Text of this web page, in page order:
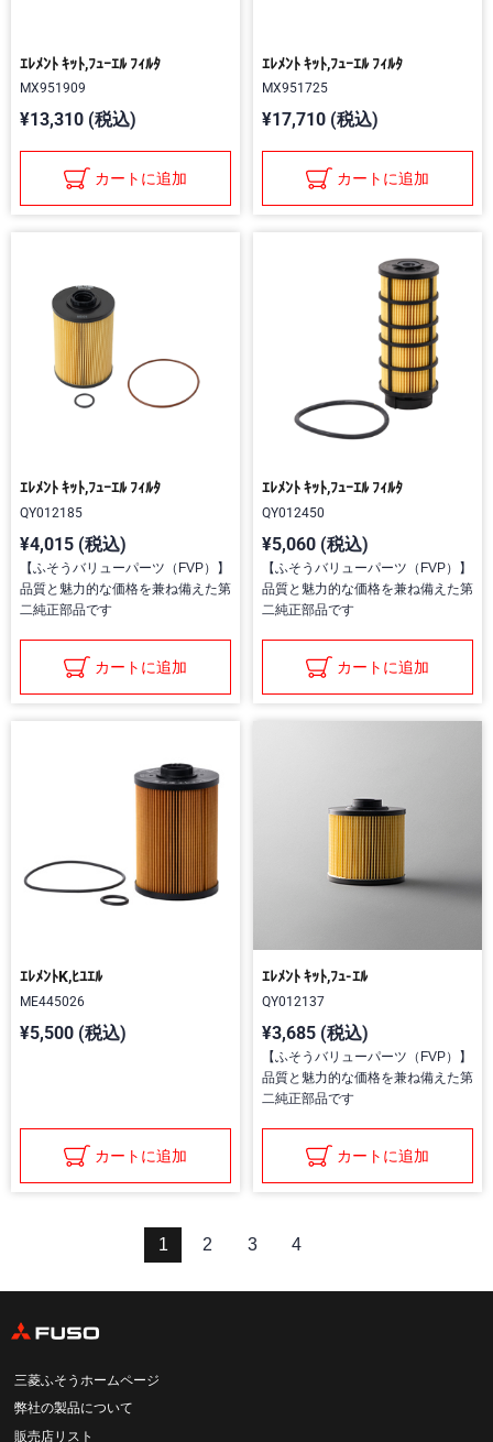
ｴﾚﾒﾝﾄ ｷｯﾄ,ﾌｭｰｴﾙ ﾌｨﾙﾀ
MX951909
¥13,310 (税込)
カートに追加
ｴﾚﾒﾝﾄ ｷｯﾄ,ﾌｭｰｴﾙ ﾌｨﾙﾀ
MX951725
¥17,710 (税込)
カートに追加
ｴﾚﾒﾝﾄ ｷｯﾄ,ﾌｭｰｴﾙ ﾌｨﾙﾀ
QY012185
¥4,015 (税込)
【ふそうバリューパーツ（FVP）】
品質と魅力的な価格を兼ね備えた第
二純正部品です
カートに追加
ｴﾚﾒﾝﾄ ｷｯﾄ,ﾌｭｰｴﾙ ﾌｨﾙﾀ
QY012450
¥5,060 (税込)
【ふそうバリューパーツ（FVP）】
品質と魅力的な価格を兼ね備えた第
二純正部品です
カートに追加
ｴﾚﾒﾝﾄK,ﾋﾕｴﾙ
ME445026
¥5,500 (税込)
カートに追加
ｴﾚﾒﾝﾄ ｷｯﾄ,ﾌｭ-ｴﾙ
QY012137
¥3,685 (税込)
【ふそうバリューパーツ（FVP）】
品質と魅力的な価格を兼ね備えた第
二純正部品です
カートに追加
1 2 3 4
三菱ふそうホームページ
弊社の製品について
販売店リスト